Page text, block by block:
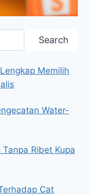
Search
Memilih
Water-
Ribet Kupa
Cat